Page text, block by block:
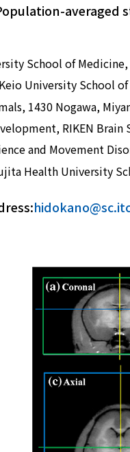
School of
University School
1430 Nogawa,
RIKEN
and Movement
Health University